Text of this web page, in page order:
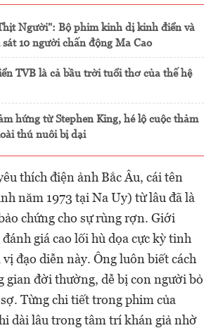
Người": Bộ phim kinh dị kinh điển và
10 người chấn động Ma Cao
TVB là cả bầu trời tuổi thơ của thế hệ
hứng từ Stephen King, hé lộ cuộc thảm
thú nuôi bị dại
thích điện ảnh Bắc Âu, cái tên
năm 1973 tại Na Uy) từ lâu đã là
chứng cho sự rùng rợn. Giới
giá cao lối hù dọa cực kỳ tinh
vị đạo diễn này. Ông luôn biết cách
gian đời thường, dễ bị con người bỏ
Từng chi tiết trong phim của
dài lâu trong tâm trí khán giả nhờ